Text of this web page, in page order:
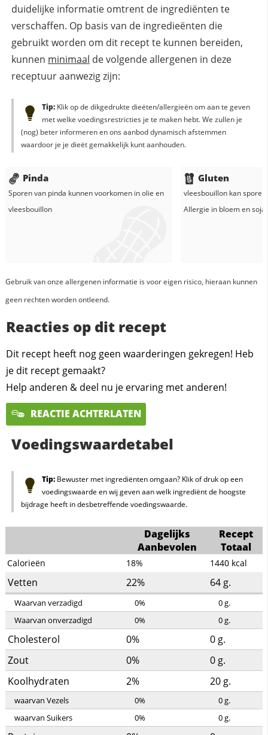
duidelijke informatie omtrent de ingrediënten te
verschaffen. Op basis van de ingredieënten die
gebruikt worden om dit recept te kunnen bereiden,
kunnen minimaal de volgende allergenen in deze
receptuur aanwezig zijn:
Tip:Klik op de dikgedrukte dieëten/allergieën om aan te geven
met welke voedingsrestricties je te maken hebt. We zullen je
(nog) beter informeren en ons aanbod dynamisch afstemmen
waardoor je je dieët gemakkelijk kunt aanhouden.
Pinda
Sporen van pinda kunnen voorkomen inolie en
vleesbouillon
Gluten
vleesbouillonkan sporen
Allergie in bloemen
Gebruik van onze allergenen informatie is voor eigen risico, hieraan kunnen
geen rechten worden ontleend.
Reacties op dit recept
Dit recept heeft nog geen waarderingen gekregen! Heb
je dit recept gemaakt?
Help anderen & deel nu je ervaring met anderen!
REACTIE ACHTERLATEN
Voedingswaardetabel
Tip:Bewuster met ingrediënten omgaan? Klik of druk op een
voedingswaarde en wij geven aan welk ingrediënt de hoogste
bijdrage heeft in desbetreffende voedingswaarde.
Dagelijks
Aanbevolen
Recept
Totaal
Calorieën 18% 1440 kcal
Vetten 22% 64 g.
Waarvan verzadigd 0% 0g.
Waarvan onverzadigd
0% 0g.
Cholesterol 0% 0 g.
Zout
0% 0 g.
Koolhydraten
2% 20 g.
waarvan Vezels 0% 0g.
waarvan Suikers
0% 0g.